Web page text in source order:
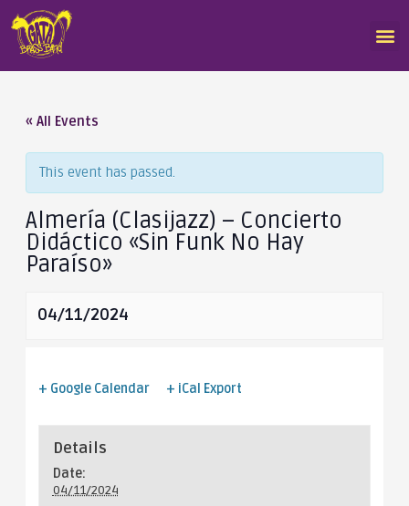
« All Events
This event has passed.
Almería (Clasijazz) – Concierto
Didáctico «Sin Funk No Hay
Paraíso»
04/11/2024
+ Google Calendar + iCal Export
Details
Date:
04/11/2024